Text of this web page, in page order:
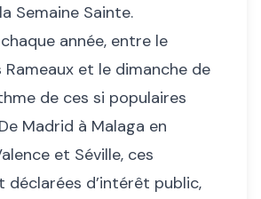
Semaine Sainte.
année, entre le
Rameaux et le dimanche de
de ces si populaires
Madrid à Malaga en
et Séville, ces
d’intérêt public,